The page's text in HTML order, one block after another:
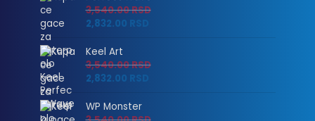
3,540.00RSD
2,832.00 RSD
Keel Art
3,540.00RSD
2,832.00 RSD
WP Monster